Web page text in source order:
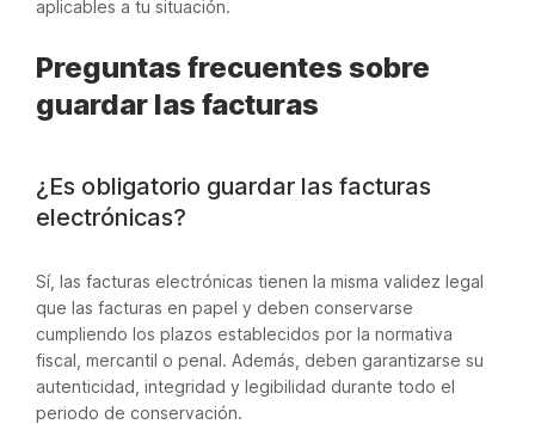
aplicables a tu situación.
Preguntas frecuentes sobre
guardar las facturas
¿Es obligatorio guardar las facturas
electrónicas?
Sí, las facturas electrónicas tienen la misma validez legal
que las facturas en papel y deben conservarse
cumpliendo los plazos establecidos por la normativa
fiscal, mercantil o penal. Además, deben garantizarse su
autenticidad, integridad y legibilidad durante todo el
periodo de conservación.